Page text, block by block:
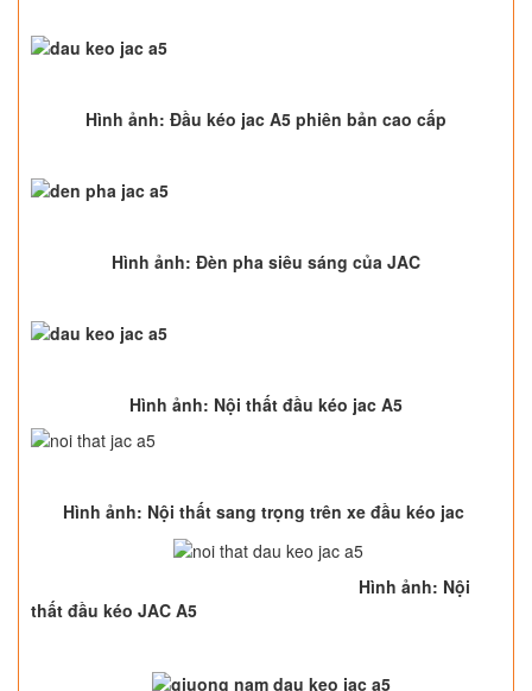
Hình ảnh: Đầu kéo jac A5 phiên bản cao cấp
Hình ảnh: Đèn pha siêu sáng của JAC
Hình ảnh: Nội thất đầu kéo jac A5
Hình ảnh: Nội thất sang trọng trên xe đầu kéo jac
Hình ảnh: Nội
thất đầu kéo JAC A5